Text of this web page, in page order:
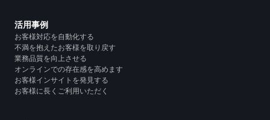
活用事例
お客様対応を自動化する
不満を抱えたお客様を取り戻す
業務品質を向上させる
オンラインでの存在感を高めます
お客様インサイトを発見する
お客様に長くご利用いただく